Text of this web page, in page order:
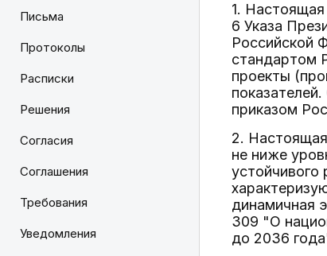
Письма
Протоколы
Расписки
Решения
Согласия
Соглашения
Требования
Уведомления
1.
6 Указа
Российской
стандартом
проекты
приказом
2.
не ниже
устойчивого
динамичная
309 "О
до 2036